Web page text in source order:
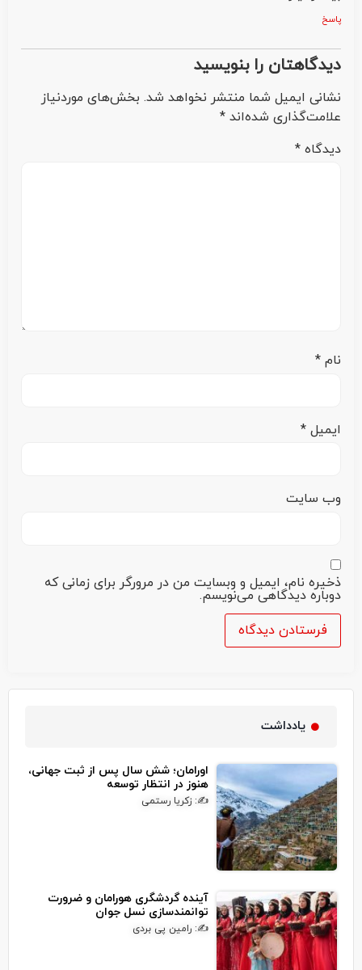
پاسخ
دیدگاهتان را بنویسید
نشانی ایمیل شما منتشر نخواهد شد. بخش‌های موردنیاز
علامت‌گذاری شده‌اند *
دیدگاه *
نام *
ایمیل *
وب‌ سایت
ذخیره نام، ایمیل و وبسایت من در مرورگر برای زمانی که
دوباره دیدگاهی می‌نویسم.
یادداشت
اورامان؛ شش سال پس از ثبت جهانی،
هنوز در انتظار توسعه
✍: زکریا رستمی
آینده گردشگری هورامان و ضرورت
توانمندسازی نسل جوان
✍: رامین پی بردی